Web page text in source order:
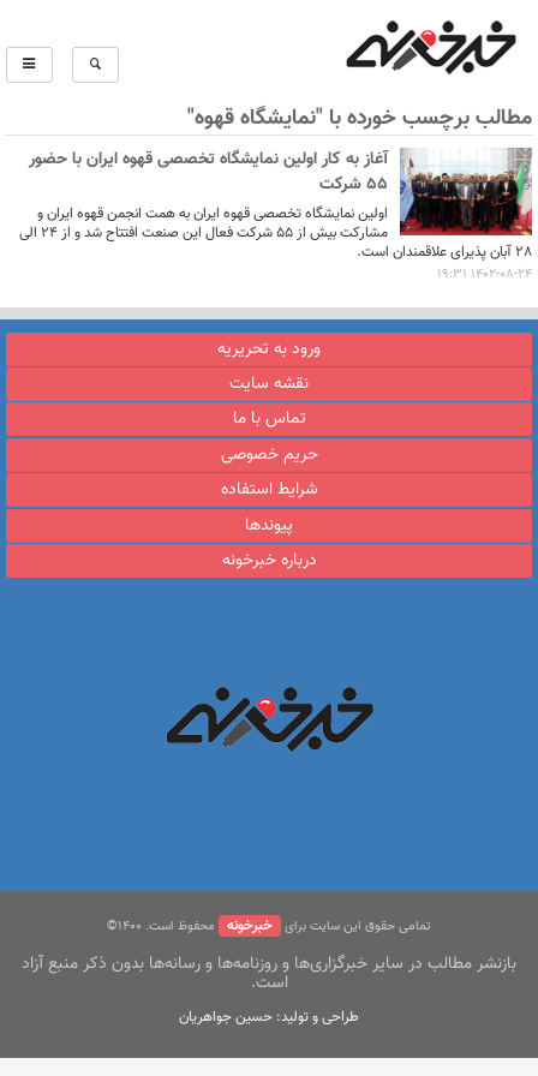
مطالب برچسب خورده با "نمایشگاه قهوه"
آغاز به کار اولین نمایشگاه تخصصی قهوه ایران با حضور
55 شرکت
اولین نمایشگاه تخصصی قهوه ایران به همت انجمن قهوه ایران و
مشارکت بیش از 55 شرکت فعال این صنعت افتتاح شد و از 24 الی
28 آبان پذیرای علاقمندان است.
1402-08-24 19:31
ورود به تحریریه
نقشه سایت
تماس با ما
حریم خصوصی
شرایط استفاده
پیوندها
درباره خبرخونه
تمامی حقوق این سایت برای خبرخونه محفوظ است. ۱400©
بازنشر مطالب در سایر خبرگزاری‌ها و روزنامه‌ها و رسانه‌ها بدون ذکر منبع آزاد
است.
طراحی و تولید: حسین جواهریان